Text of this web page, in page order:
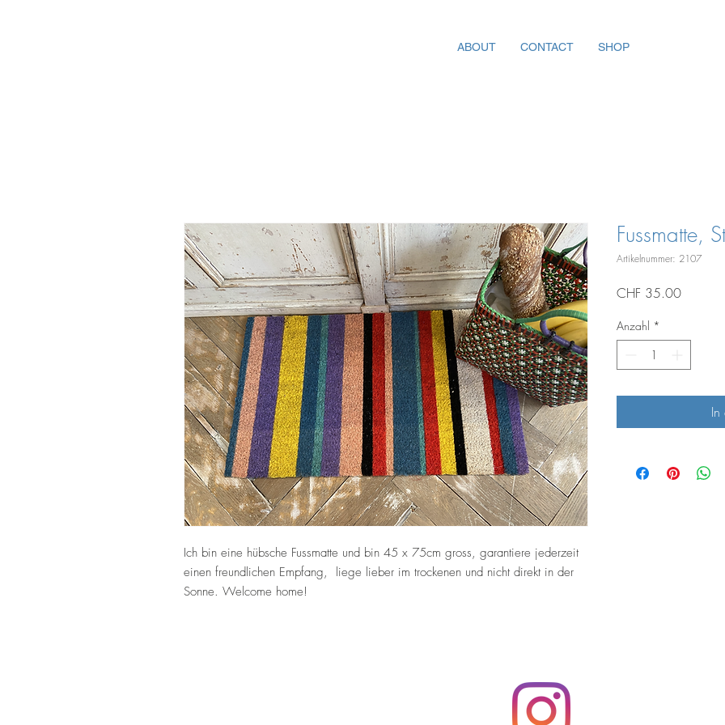
Ich bin eine hübsche Fussmatte und bin 45 x 75cm gross, garantiere jederzeit
einen freundlichen Empfang, liege lieber im trockenen und nicht direkt in der
Sonne. Welcome home!
Fussmatte,
Artikelnummer: 2107
CHF 35.00Preis
Anzahl *
ABOUT CONTACT SHOP
Top